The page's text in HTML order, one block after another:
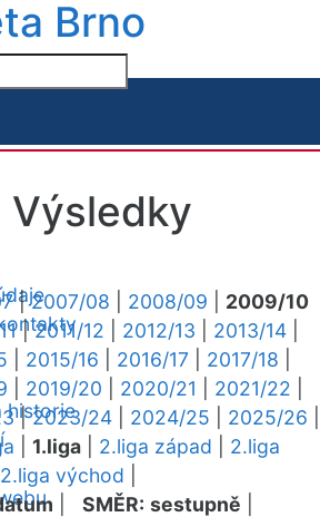
Brno
historie
Výsledky
|2007/08 2008/09
2009/10
|2011/12 2012/13 2013/14
2015/16 2016/17 2017/18
2019/20 2020/21 2021/22
|2023/24 2024/25 2025/26
1.liga 2.liga západ
2.liga
2.liga východ
SMĚR: sestupně